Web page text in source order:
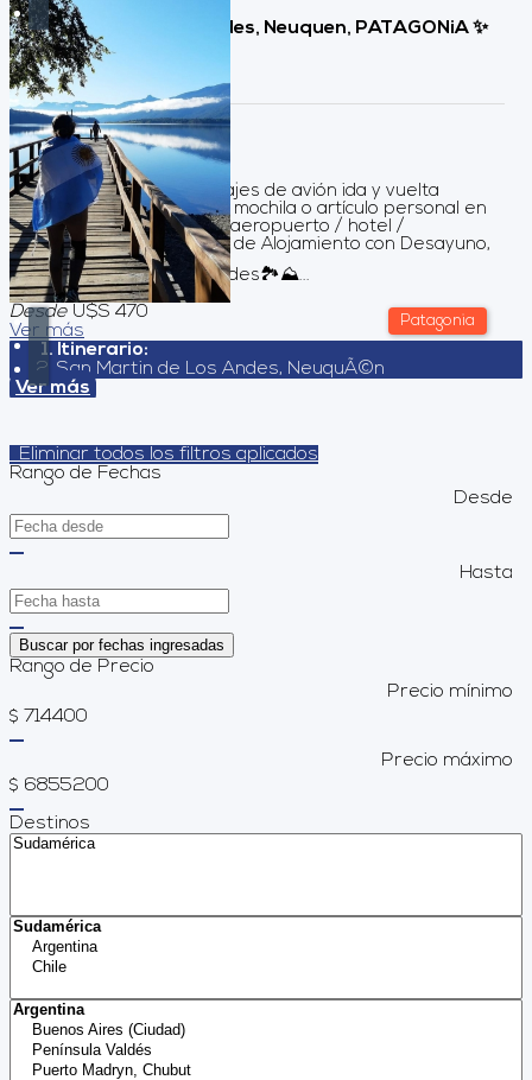
Patagonia
San Martin de los Andes, Neuquen, PATAGONiA ✨
🌳🏞️⛰️💫
Duración:
4Días3Noches
Servicios incluidos Pasajes de avión ida y vuelta
Equipaje permitido: Una mochila o artículo personal en
cabina (10 kg) Traslados aeropuerto / hotel /
aeropuerto, 03 Noches de Alojamiento con Desayuno,
en San Martin de los Andes🏞️⛰️...
Desde U$S 470
Ver más
Itinerario:
San Martin de Los Andes, NeuquÃ©n
Ver más
Eliminar todos los filtros aplicados
Rango de Fechas
Desde
Hasta
Buscar por fechas ingresadas
Rango de Precio
Precio mínimo
$ 714400
Precio máximo
$ 6855200
Destinos